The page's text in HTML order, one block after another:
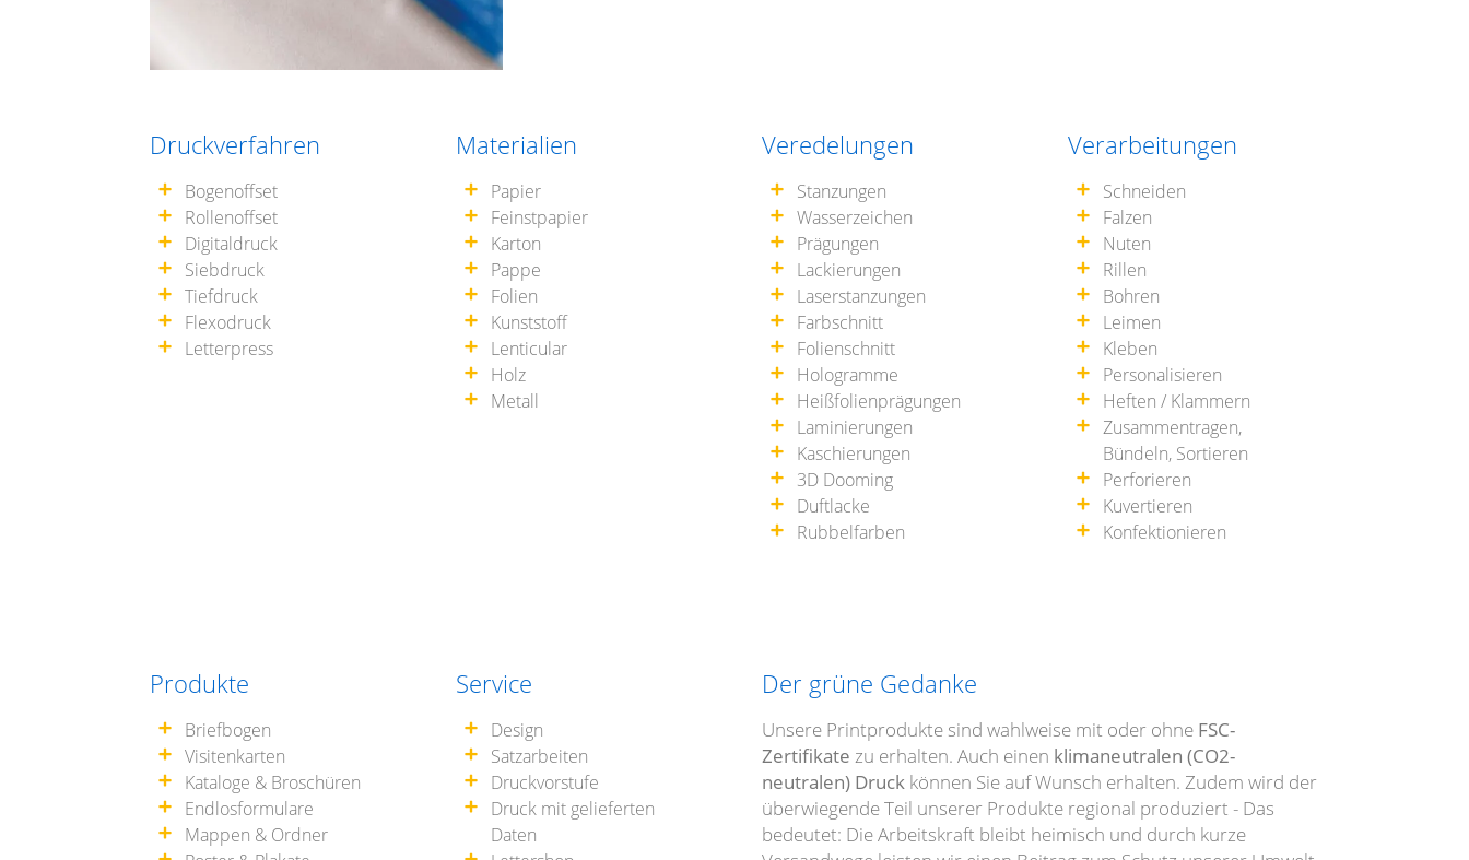
Druckverfahren
Bogenoffset
Rollenoffset
Digitaldruck
Siebdruck
Tiefdruck
Flexodruck
Letterpress
Materialien
Papier
Feinstpapier
Karton
Pappe
Folien
Kunststoff
Lenticular
Holz
Metall
Veredelungen
Stanzungen
Wasserzeichen
Prägungen
Lackierungen
Laserstanzungen
Farbschnitt
Folienschnitt
Hologramme
Heißfolienprägungen
Laminierungen
Kaschierungen
3D Dooming
Duftlacke
Rubbelfarben
Verarbeitungen
Schneiden
Falzen
Nuten
Rillen
Bohren
Leimen
Kleben
Personalisieren
Heften / Klammern
Zusammentragen,
Bündeln, Sortieren
Perforieren
Kuvertieren
Konfektionieren
Produkte
Briefbogen
Visitenkarten
Kataloge & Broschüren
Endlosformulare
Mappen & Ordner
Service
Design
Satzarbeiten
Druckvorstufe
Druck mit gelieferten
Daten
Der grüne Gedanke
Unsere Printprodukte sind wahlweise mit oder ohneFSC-
Zertifikate zu erhalten. Auch einen klimaneutralen (CO2-
neutralen) Druckkönnen Sie auf Wunsch erhalten. Zudem wird der
überwiegende Teil unserer Produkte regional produziert - Das
bedeutet: Die Arbeitskraft bleibt heimisch und durch kurze